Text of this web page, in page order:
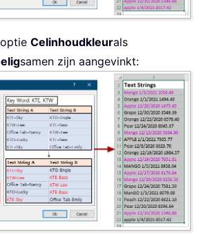
Celinhoudkleurals
samen zijn aangevinkt: